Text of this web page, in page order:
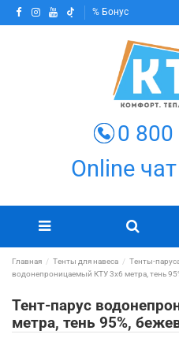
Бонус
0
Online чат
Главная Тенты для навеса Тенты-
водонепроницаемый КТУ 3х6 метра, тень
Тент-парус
метра, тень 95%,